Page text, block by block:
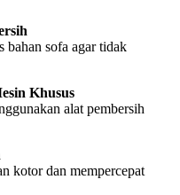
bahan sofa agar tidak
Khusus
alat pembersih
kotor dan mempercepat